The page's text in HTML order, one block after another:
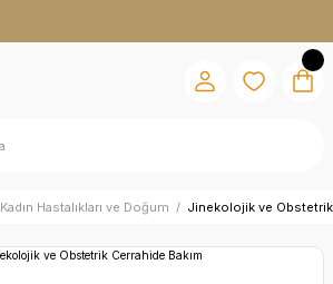
Kadın Hastalıkları ve Doğum Jinekolojik ve Obstetrik